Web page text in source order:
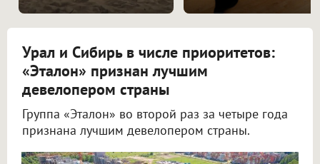
Урал и Сибирь в числе приоритетов:
«Эталон» признан лучшим
девелопером страны
Группа «Эталон» во второй раз за четыре года
признана лучшим девелопером страны.